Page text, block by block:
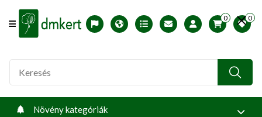
Offcanvas Menu Open
English version
Télállósági zónák
Nyomtatható ABC árjegyzék
Profilom
0 0
Növény kategóriák